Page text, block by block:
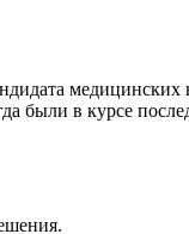
медицинских
были в курсе